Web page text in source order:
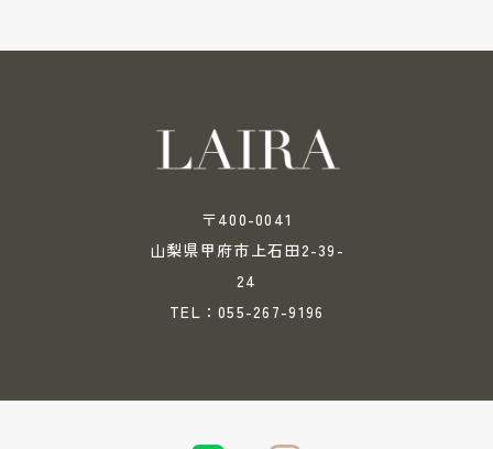
〒400-0041
山梨県甲府市上石田2-39-
24
TEL： 055-267-9196